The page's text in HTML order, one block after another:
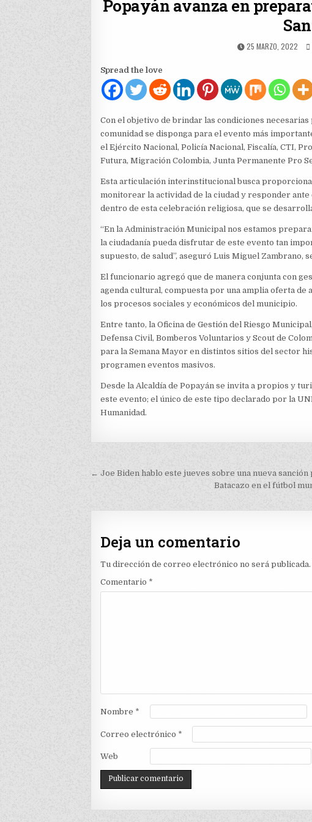
Popayán avanza en
PUBLISHED
25 MARZO, 2022
Spread the love
Con el objetivo de brindar las condiciones
comunidad se disponga para el evento más
el Ejército Nacional, Policía Nacional, Fiscalía, CTI,
Futura, Migración Colombia, Junta Permanente Pro
Esta articulación interinstitucional busca
monitorear la actividad de la ciudad y responder
dentro de esta celebración religiosa, que se
“En la Administración Municipal nos estamos
la ciudadanía pueda disfrutar de este evento tan
supuesto, de salud”, aseguró Luis Miguel Zambrano,
El funcionario agregó que de manera conjunta con
agenda cultural, compuesta por una amplia oferta
los procesos sociales y económicos del municipio.
Entre tanto, la Oficina de Gestión del Riesgo
Defensa Civil, Bomberos Voluntarios y Scout de
para la Semana Mayor en distintos sitios del sector
programen eventos masivos.
Desde la Alcaldía de Popayán se invita a propios y
este evento; el único de este tipo declarado por la
Humanidad.
Navegación
entradas
← Joe Biden hablo este jueves sobre una nueva sanción
Batacazo en el fútbol
Deja un comentario
Tu dirección de correo electrónico no será publicada.
Comentario *
Nombre *
Correo electrónico *
Web